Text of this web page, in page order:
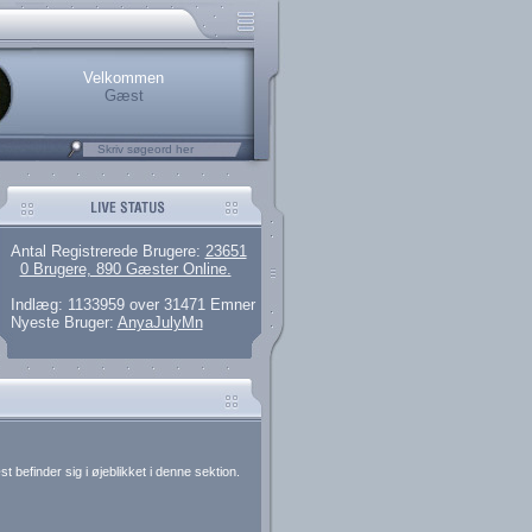
brugere
artikler og 135 guides
her.
Velkommen
Gæst
Antal Registrerede Brugere: 23651
0 Brugere, 890 Gæster Online.
Indlæg: 1133959 over 31471 Emner
Nyeste Bruger: AnyaJulyMn
befinder sig i øjeblikket i denne sektion.